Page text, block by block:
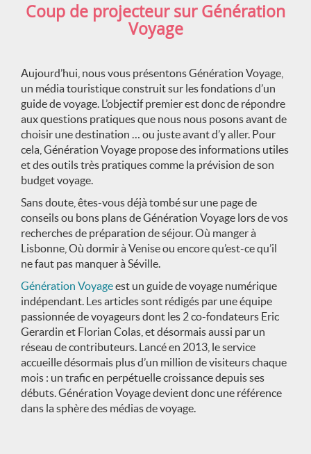
Coup de projecteur sur Génération
Voyage
Aujourd’hui, nous vous présentons Génération Voyage,
un média touristique construit sur les fondations d’un
guide de voyage. L’objectif premier est donc de répondre
aux questions pratiques que nous nous posons avant de
choisir une destination … ou juste avant d’y aller. Pour
cela, Génération Voyage propose des informations utiles
et des outils très pratiques comme la prévision de son
budget voyage.
Sans doute, êtes-vous déjà tombé sur une page de
conseils ou bons plans de Génération Voyage lors de vos
recherches de préparation de séjour. Où manger à
Lisbonne, Où dormir à Venise ou encore qu’est-ce qu’il
ne faut pas manquer à Séville.
Génération Voyageest un guide de voyage numérique
indépendant. Les articles sont rédigés par une équipe
passionnée de voyageurs dont les 2 co-fondateurs Eric
Gerardin et Florian Colas, et désormais aussi par un
réseau de contributeurs. Lancé en 2013, le service
accueille désormais plus d’un million de visiteurs chaque
mois : un trafic en perpétuelle croissance depuis ses
débuts. Génération Voyage devient donc une référence
dans la sphère des médias de voyage.